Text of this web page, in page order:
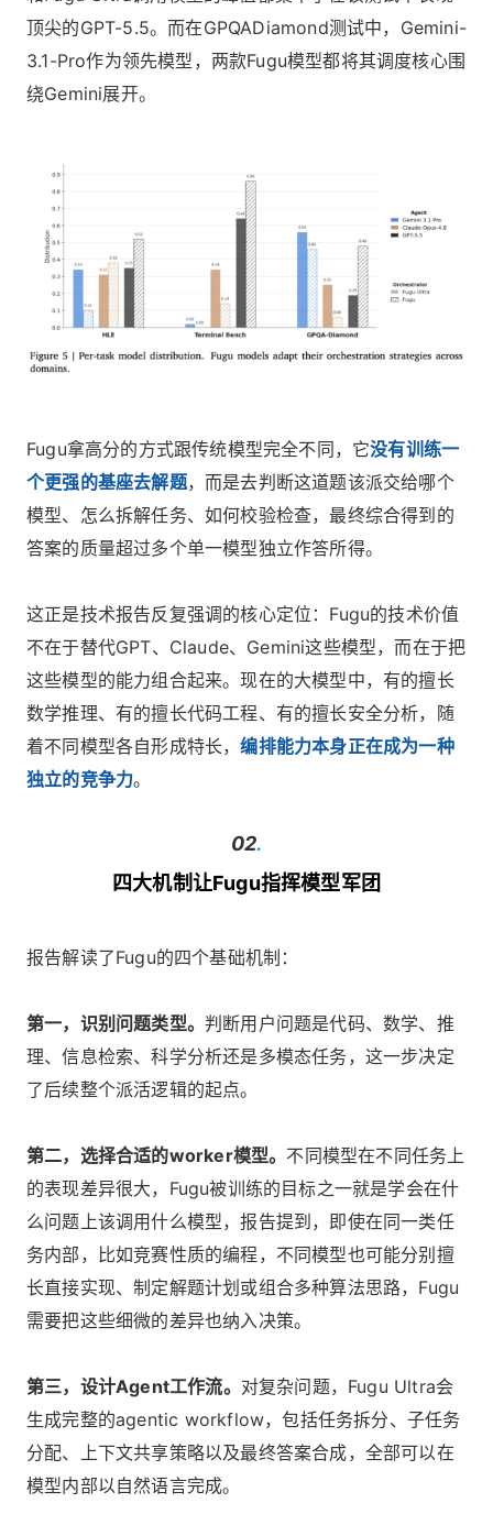
顶尖的GPT-5.5。而在GPQADiamond测试中，Gemini-
3.1-Pro作为领先模型，两款Fugu模型都将其调度核心围
绕Gemini展开。
Fugu拿高分的方式跟传统模型完全不同，它没有训练一
个更强的基座去解题，而是去判断这道题该派交给哪个
模型、怎么拆解任务、如何校验检查，最终综合得到的
答案的质量超过多个单一模型独立作答所得。
这正是技术报告反复强调的核心定位：Fugu的技术价值
不在于替代GPT、Claude、Gemini这些模型，而在于把
这些模型的能力组合起来。现在的大模型中，有的擅长
数学推理、有的擅长代码工程、有的擅长安全分析，随
着不同模型各自形成特长，编排能力本身正在成为一种
独立的竞争力。
02.
四大机制让Fugu指挥模型军团
报告解读了Fugu的四个基础机制：
第一，识别问题类型。 判断用户问题是代码、数学、推
理、信息检索、科学分析还是多模态任务，这一步决定
了后续整个派活逻辑的起点。
第二，选择合适的worker模型。 不同模型在不同任务上
的表现差异很大，Fugu被训练的目标之一就是学会在什
么问题上该调用什么模型，报告提到，即使在同一类任
务内部，比如竞赛性质的编程，不同模型也可能分别擅
长直接实现、制定解题计划或组合多种算法思路，Fugu
需要把这些细微的差异也纳入决策。
第三，设计Agent工作流。 对复杂问题，Fugu Ultra会
生成完整的agentic workflow，包括任务拆分、子任务
分配、上下文共享策略以及最终答案合成，全部可以在
模型内部以自然语言完成。